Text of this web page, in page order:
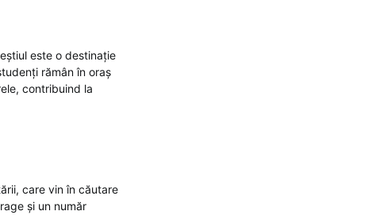
este o destinație
rămân în oraș
contribuind la
care vin în căutare
și un număr